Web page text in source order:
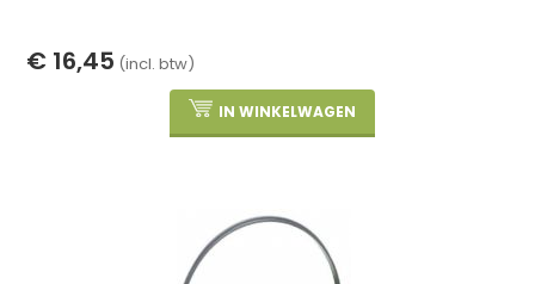
€ 16,45 (incl. btw)
IN WINKELWAGEN